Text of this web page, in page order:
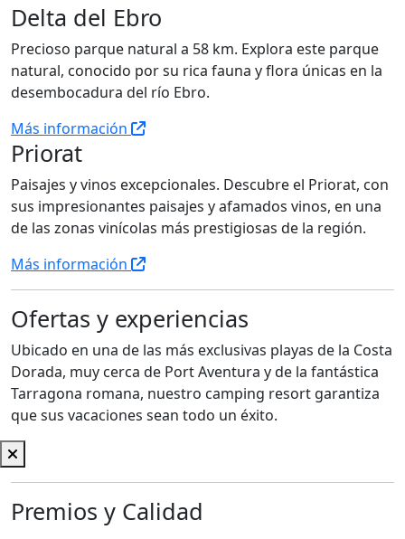
Delta del Ebro
Precioso parque natural a 58 km. Explora este parque
natural, conocido por su rica fauna y flora únicas en la
desembocadura del río Ebro.
Más información
Priorat
Paisajes y vinos excepcionales. Descubre el Priorat, con
sus impresionantes paisajes y afamados vinos, en una
de las zonas vinícolas más prestigiosas de la región.
Más información
Ofertas y experiencias
Ubicado en una de las más exclusivas playas de la Costa
Dorada, muy cerca de Port Aventura y de la fantástica
Tarragona romana, nuestro camping resort garantiza
que sus vacaciones sean todo un éxito.
Premios y Calidad